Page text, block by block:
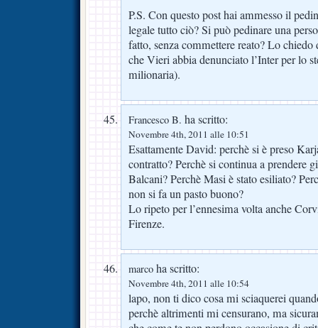
P.S. Con questo post hai ammesso il
legale tutto ciò? Si può pedinare una
fatto, senza commettere reato? Lo
che Vieri abbia denunciato l’Inter per lo
milionaria).
Francesco B. ha scritto:
Novembre 4th, 2011 alle 10:51
Esattamente David: perchè si è preso
contratto? Perchè si continua a prendere
Balcani? Perchè Masi è stato esiliato?
non si fa un pasto buono?
Lo ripeto per l’ennesima volta anche
Firenze.
marco ha scritto:
Novembre 4th, 2011 alle 10:54
lapo, non ti dico cosa mi sciaquerei
perchè altrimenti mi censurano, ma